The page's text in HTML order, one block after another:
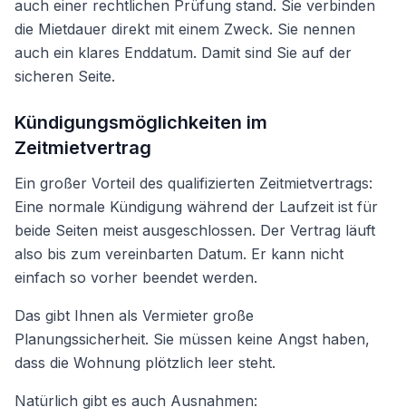
auch einer rechtlichen Prüfung stand. Sie verbinden
die Mietdauer direkt mit einem Zweck. Sie nennen
auch ein klares Enddatum. Damit sind Sie auf der
sicheren Seite.
Kündigungsmöglichkeiten im
Zeitmietvertrag
Ein großer Vorteil des qualifizierten Zeitmietvertrags:
Eine normale Kündigung während der Laufzeit ist für
beide Seiten meist ausgeschlossen. Der Vertrag läuft
also bis zum vereinbarten Datum. Er kann nicht
einfach so vorher beendet werden.
Das gibt Ihnen als Vermieter große
Planungssicherheit. Sie müssen keine Angst haben,
dass die Wohnung plötzlich leer steht.
Natürlich gibt es auch Ausnahmen: